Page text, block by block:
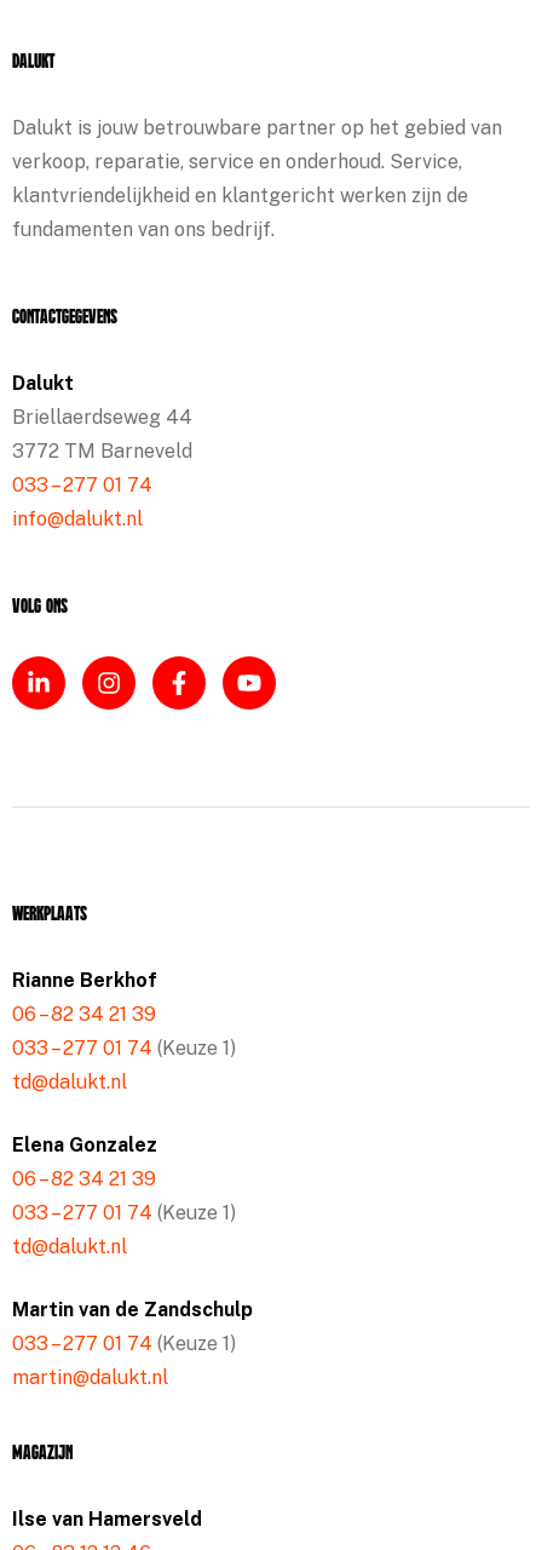
Dalukt
Dalukt is jouw betrouwbare partner op het gebied van
verkoop, reparatie, service en onderhoud. Service,
klantvriendelijkheid en klantgericht werken zijn de
fundamenten van ons bedrijf.
Contactgegevens
Dalukt
Briellaerdseweg 44
3772 TM Barneveld
033 – 277 01 74
info@dalukt.nl
Volg ons
Werkplaats
Rianne Berkhof
06 – 82 34 21 39
033 – 277 01 74 (Keuze 1)
td@dalukt.nl
Elena Gonzalez
06 – 82 34 21 39
033 – 277 01 74 (Keuze 1)
td@dalukt.nl
Martin van de Zandschulp
033 – 277 01 74 (Keuze 1)
martin@dalukt.nl
Magazijn
Ilse van Hamersveld